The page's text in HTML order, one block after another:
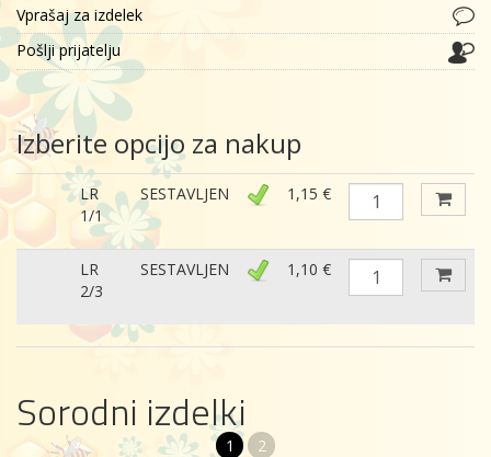
Vprašaj za izdelek
Pošlji prijatelju
Izberite opcijo za nakup
LR
1/1
SESTAVLJEN 1,15 €
LR
2/3
SESTAVLJEN 1,10 €
Sorodni izdelki
1 2